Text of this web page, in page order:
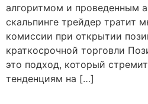
алгоритмом и проведенным
скальпинге трейдер тратит
комиссии при открытии
краткосрочной торговли
это подход, который
тенденциям на […]